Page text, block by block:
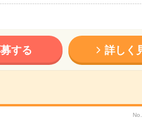
する 詳しく